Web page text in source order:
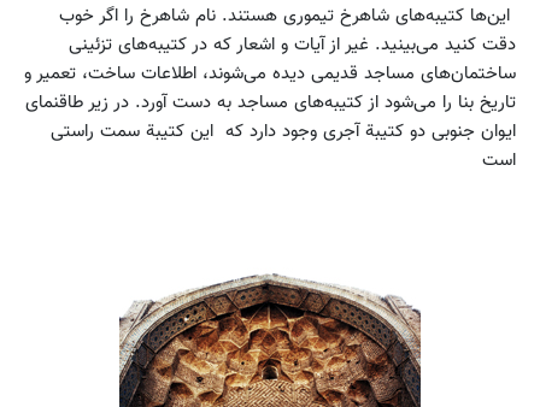
این‌ها کتیبه‌های شاهرخ تیموری هستند. نام شاهرخ را اگر خوب
دقت کنید می‌بینید. غیر از آیات و اشعار که در کتیبه‌های تزئینی
ساختمان‌های مساجد قدیمی دیده می‌شوند، اطلاعات ساخت، تعمیر و
تاریخ بنا را می‌شود از کتیبه‌های مساجد به دست آورد. در زیر طاقنمای
ایوان جنوبی دو کتیبة آجری وجود دارد که این کتیبة سمت راستی
است